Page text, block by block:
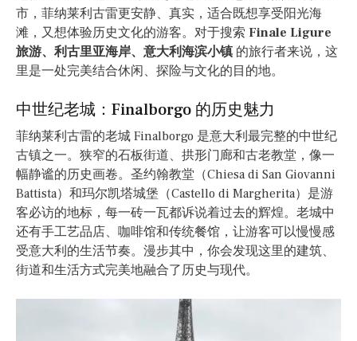
市，菲纳莱利古雷更安静、真实，适合既想享受阳光海
滩，又想体验历史文化的游客。对于搜索 Finale Ligure
旅游、利古里亚海岸、意大利海滨小镇 的旅行者来说，这
里是一处完美结合休闲、探险与文化的目的地。
中世纪老城：Finalborgo 的历史魅力
菲纳莱利古雷的老城 Finalborgo 是意大利最完整的中世纪
古镇之一。狭窄的石板街道、拱形门廊和古老教堂，像一
幅静谧的历史画卷。圣约翰教堂（Chiesa di San Giovanni
Battista）和玛尔凯塔城堡（Castello di Margherita）是游
客必访的地标，每一砖一瓦都诉说着过去的辉煌。老城中
还有手工艺品店、咖啡馆和传统餐馆，让游客可以慢慢感
受意大利的生活节奏。漫步其中，你会发现这里的建筑、
街道和生活方式完美地融合了历史与现代。